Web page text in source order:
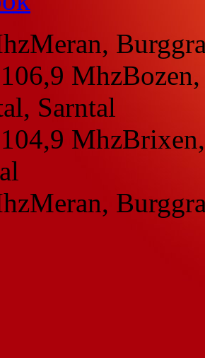
Meran,
Mhz
Sarntal
Mhz
Meran,